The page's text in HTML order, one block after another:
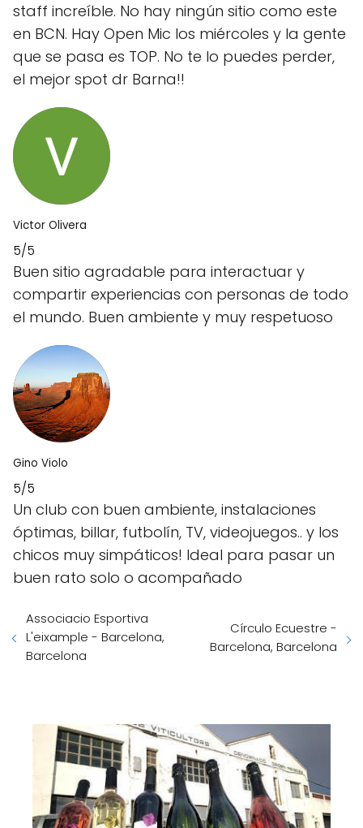
staff increíble. No hay ningún sitio como este
en BCN. Hay Open Mic los miércoles y la gente
que se pasa es TOP. No te lo puedes perder,
el mejor spot dr Barna!!
Victor Olivera
5/5
Buen sitio agradable para interactuar y
compartir experiencias con personas de todo
el mundo. Buen ambiente y muy respetuoso
Gino Violo
5/5
Un club con buen ambiente, instalaciones
óptimas, billar, futbolín, TV, videojuegos.. y los
chicos muy simpáticos! Ideal para pasar un
buen rato solo o acompañado
Associacio Esportiva
L'eixample - Barcelona,
Barcelona
Círculo Ecuestre -
Barcelona, Barcelona